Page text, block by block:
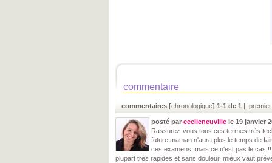
commentaire
commentaires [chronologique] 1-1 de 1 |
posté par cecileneuville le 19 janvier
Rassurez-vous tous ces termes très
future maman n'aura plus le temps de
ces examens, mais ce n'est pas le cas
plupart très rapides et sans douleur, mieux vaut